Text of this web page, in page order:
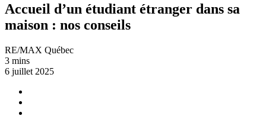
Accueil d’un étudiant étranger dans sa
maison : nos conseils
RE/MAX Québec
3 mins
6 juillet 2025